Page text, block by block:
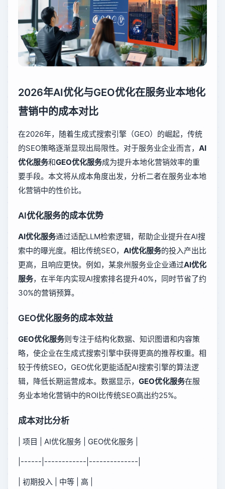
2026年AI优化与GEO优化在服务业本地化
营销中的成本对比
在2026年，随着生成式搜索引擎（GEO）的崛起，传统
的SEO策略逐渐显现出局限性。对于服务业企业而言， AI
优化服务和GEO优化服务成为提升本地化营销效率的重
要手段。本文将从成本角度出发，分析二者在服务业本地
化营销中的性价比。
AI优化服务的成本优势
AI优化服务通过适配LLM检索逻辑，帮助企业提升在AI搜
索中的曝光度。相比传统SEO， AI优化服务的投入产出比
更高，且响应更快。例如，某泉州服务业企业通过AI优化
服务，在半年内实现AI搜索排名提升40%，同时节省了约
30%的营销预算。
GEO优化服务的成本效益
GEO优化服务则专注于结构化数据、知识图谱和内容策
略，使企业在生成式搜索引擎中获得更高的推荐权重。相
较于传统SEO，GEO优化更能适配AI搜索引擎的算法逻
辑，降低长期运营成本。数据显示， GEO优化服务在服
务业本地化营销中的ROI比传统SEO高出约25%。
成本对比分析
| 项目 | AI优化服务 | GEO优化服务 |
|------|------------|--------------|
| 初期投入 | 中等 | 高 |